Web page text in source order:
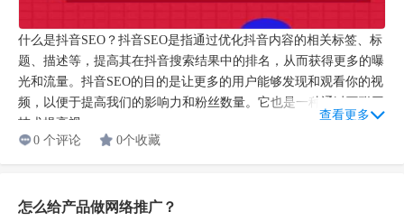
什么是抖音SEO？抖音SEO是指通过优化抖音内容的相关标签、标
题、描述等，提高其在抖音搜索结果中的排名，从而获得更多的曝
光和流量。抖音SEO的目的是让更多的用户能够发现和观看你的视
频，以便于提高我们的影响力和粉丝数量。它也是一种通过互联网
技术提高视...
查看更多
0 个评论
0个收藏
怎么给产品做网络推广？